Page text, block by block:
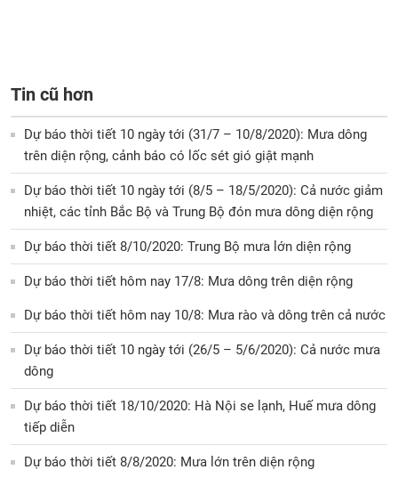
Tin cũ hơn
Dự báo thời tiết 10 ngày tới (31/7 – 10/8/2020): Mưa dông
trên diện rộng, cảnh báo có lốc sét gió giật mạnh
Dự báo thời tiết 10 ngày tới (8/5 – 18/5/2020): Cả nước giảm
nhiệt, các tỉnh Bắc Bộ và Trung Bộ đón mưa dông diện rộng
Dự báo thời tiết 8/10/2020: Trung Bộ mưa lớn diện rộng
Dự báo thời tiết hôm nay 17/8: Mưa dông trên diện rộng
Dự báo thời tiết hôm nay 10/8: Mưa rào và dông trên cả nước
Dự báo thời tiết 10 ngày tới (26/5 – 5/6/2020): Cả nước mưa
dông
Dự báo thời tiết 18/10/2020: Hà Nội se lạnh, Huế mưa dông
tiếp diễn
Dự báo thời tiết 8/8/2020: Mưa lớn trên diện rộng